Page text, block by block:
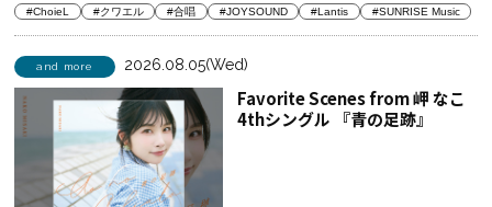
#ChoieL #クワエル #合唱 #JOYSOUND #Lantis #SUNRISE Music
and more 2026.08.05(Wed)
Favorite Scenes from 岬 なこ
4thシングル 『青の足跡』